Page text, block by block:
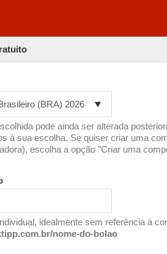
(BRA) 2026
pode ainda ser alterada
à sua escolha. Se quiser criar uma
escolha a opção "Criar uma
idealmente sem referência à
nome-do-bolao